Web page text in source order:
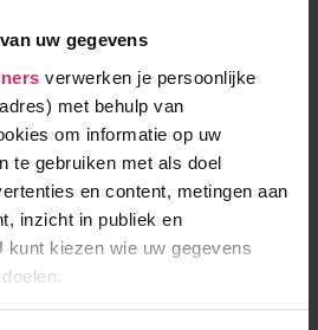
uw gegevens
verwerken je persoonlijke
met behulp van
om informatie op uw
te gebruiken met als doel
en content, metingen aan
inzicht in publiek en
kunt kiezen wie uw gegevens
hotel in Kirchberg met heerlijke
voor de deur.
1700m tot centrum
1200m tot skilift
halfpension
8,5
deze vakantie